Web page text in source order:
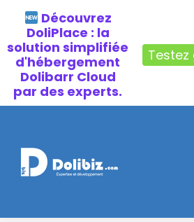
Découvrez
DoliPlace : la
solution simplifiée
d'hébergement
Dolibarr Cloud
par des experts.